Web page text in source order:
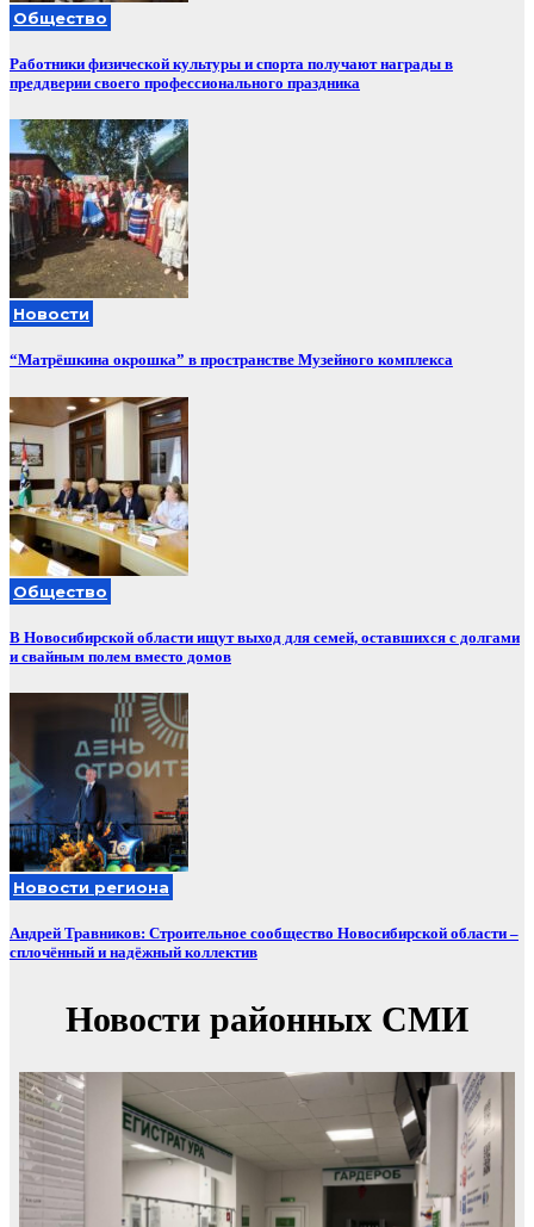
Общество
Работники физической культуры и спорта получают награды в
преддверии своего профессионального праздника
Новости
“Матрёшкина окрошка” в пространстве Музейного комплекса
Общество
В Новосибирской области ищут выход для семей, оставшихся с долгами
и свайным полем вместо домов
Новости региона
Андрей Травников: Строительное сообщество Новосибирской области –
сплочённый и надёжный коллектив